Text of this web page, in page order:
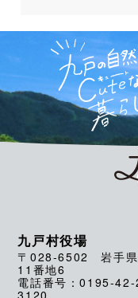
九戸村役場
〒028-6502 岩手県
11番地6
電話番号：0195-
3120